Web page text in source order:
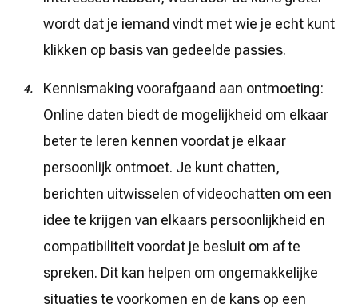
wordt dat je iemand vindt met wie je echt kunt
klikken op basis van gedeelde passies.
Kennismaking voorafgaand aan ontmoeting:
Online daten biedt de mogelijkheid om elkaar
beter te leren kennen voordat je elkaar
persoonlijk ontmoet. Je kunt chatten,
berichten uitwisselen of videochatten om een
idee te krijgen van elkaars persoonlijkheid en
compatibiliteit voordat je besluit om af te
spreken. Dit kan helpen om ongemakkelijke
situaties te voorkomen en de kans op een